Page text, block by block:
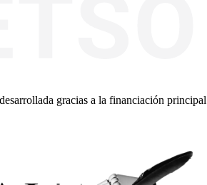
gracias a la financiación principal